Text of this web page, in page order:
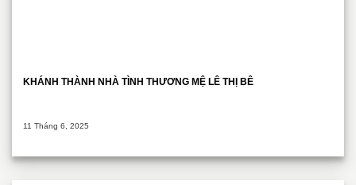
KHÁNH THÀNH NHÀ TÌNH THƯƠNG MỆ LÊ THỊ BÊ
11 Tháng 6, 2025